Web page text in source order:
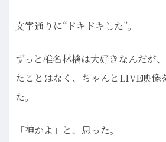
文字通りに“ドキドキした”。
ずっと椎名林檎は大好きなんだが
たことはなく、ちゃんとLIVE映像
た。
「神かよ」と、思った。